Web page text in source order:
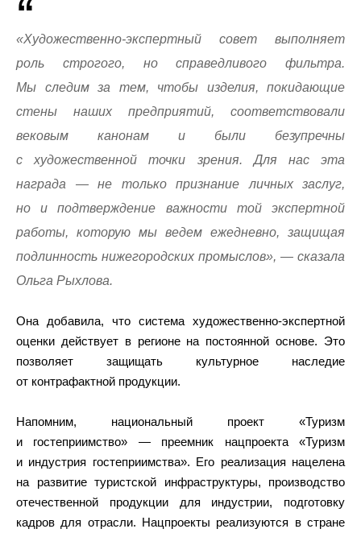
«Художественно-экспертный совет выполняет
роль строгого, но справедливого фильтра.
Мы следим за тем, чтобы изделия, покидающие
стены наших предприятий, соответствовали
вековым канонам и были безупречны
с художественной точки зрения. Для нас эта
награда — не только признание личных заслуг,
но и подтверждение важности той экспертной
работы, которую мы ведем ежедневно, защищая
подлинность нижегородских промыслов», — сказала
Ольга Рыхлова.
Она добавила, что система художественно-экспертной
оценки действует в регионе на постоянной основе. Это
позволяет защищать культурное наследие
от контрафактной продукции.
Напомним, национальный проект «Туризм
и гостеприимство» — преемник нацпроекта «Туризм
и индустрия гостеприимства». Его реализация нацелена
на развитие туристской инфраструктуры, производство
отечественной продукции для индустрии, подготовку
кадров для отрасли. Нацпроекты реализуются в стране